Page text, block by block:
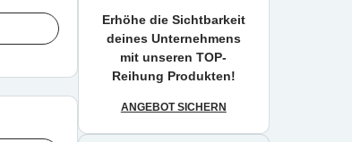
Erhöhe die Sichtbarkeit
deines Unternehmens
mit unseren TOP-
Reihung Produkten!
ANGEBOT SICHERN